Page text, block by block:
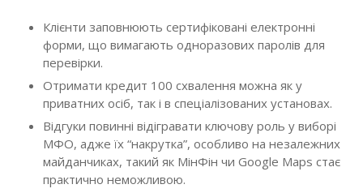
Клієнти заповнюють сертифіковані електронні
форми, що вимагають одноразових паролів для
перевірки.
Отримати кредит 100 схвалення можна як у
приватних осіб, так і в спеціалізованих установах.
Відгуки повинні відігравати ключову роль у виборі
МФО, адже їх “накрутка”, особливо на незалежних
майданчиках, такий як МінФін чи Google Maps стає
практично неможливою.